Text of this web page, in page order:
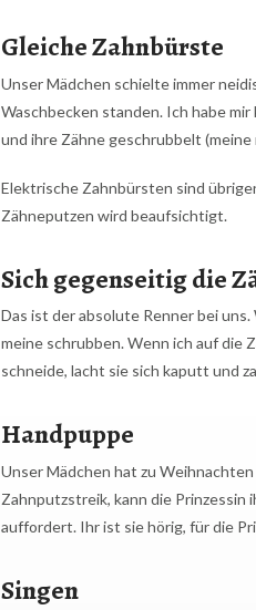
Gleiche Zahnbürste
Unser Mädchen schielte immer
Waschbecken standen. Ich habe
und ihre Zähne geschrubbelt
Elektrische Zahnbürsten sind
Zähneputzen wird beaufsichtigt.
Sich gegenseitig die
Das ist der absolute Renner bei
meine schrubben. Wenn ich auf die
schneide, lacht sie sich kaputt und
Handpuppe
Unser Mädchen hat zu
Zahnputzstreik, kann die Prinzessin
auffordert. Ihr ist sie hörig, für die
Singen